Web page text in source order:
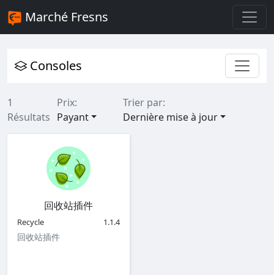
Marché Fresns
Consoles
1
Résultats
Prix:
Payant
Trier par:
Dernière mise à jour
回收站插件
Recycle 1.1.4
回收站插件